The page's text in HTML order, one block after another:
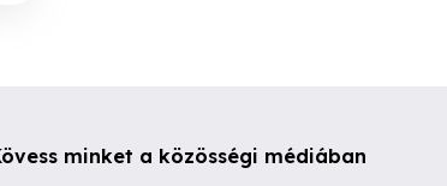
minket a közösségi médiában